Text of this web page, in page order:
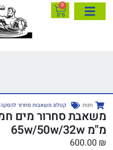
0
חנות קטלוג משאבות סחרור להסקה
מ"מ 65w/50w/32w
600.00 ₪